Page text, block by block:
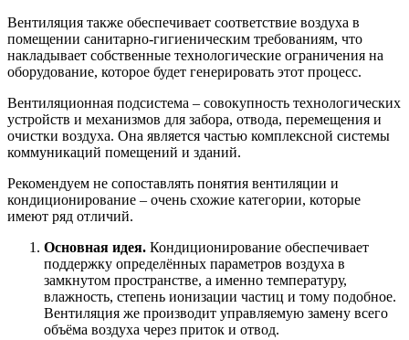
Вентиляция также обеспечивает соответствие воздуха в
помещении санитарно-гигиеническим требованиям, что
накладывает собственные технологические ограничения на
оборудование, которое будет генерировать этот процесс.
Вентиляционная подсистема – совокупность технологических
устройств и механизмов для забора, отвода, перемещения и
очистки воздуха. Она является частью комплексной системы
коммуникаций помещений и зданий.
Рекомендуем не сопоставлять понятия вентиляции и
кондиционирование – очень схожие категории, которые
имеют ряд отличий.
Основная идея. Кондиционирование обеспечивает
поддержку определённых параметров воздуха в
замкнутом пространстве, а именно температуру,
влажность, степень ионизации частиц и тому подобное.
Вентиляция же производит управляемую замену всего
объёма воздуха через приток и отвод.